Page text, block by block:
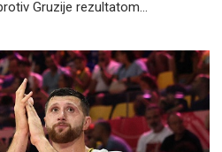
Gruzije rezultatom...